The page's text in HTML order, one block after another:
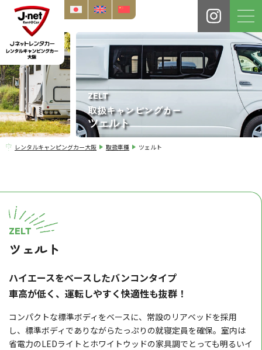
ZELT
取扱キャンピングカー
ツェルト
レンタルキャンピングカー大阪 取扱車種 ツェルト
ZELT
ツェルト
ハイエースをベースしたバンコンタイプ
車高が低く、運転しやすく快適性も抜群！
コンパクトな標準ボディをベースに、常設のリアベッドを採用
し、標準ボディでありながらたっぷりの就寝定員を確保。室内は
省電力のLEDライトとホワイトウッドの家具調でとっても明るいイ